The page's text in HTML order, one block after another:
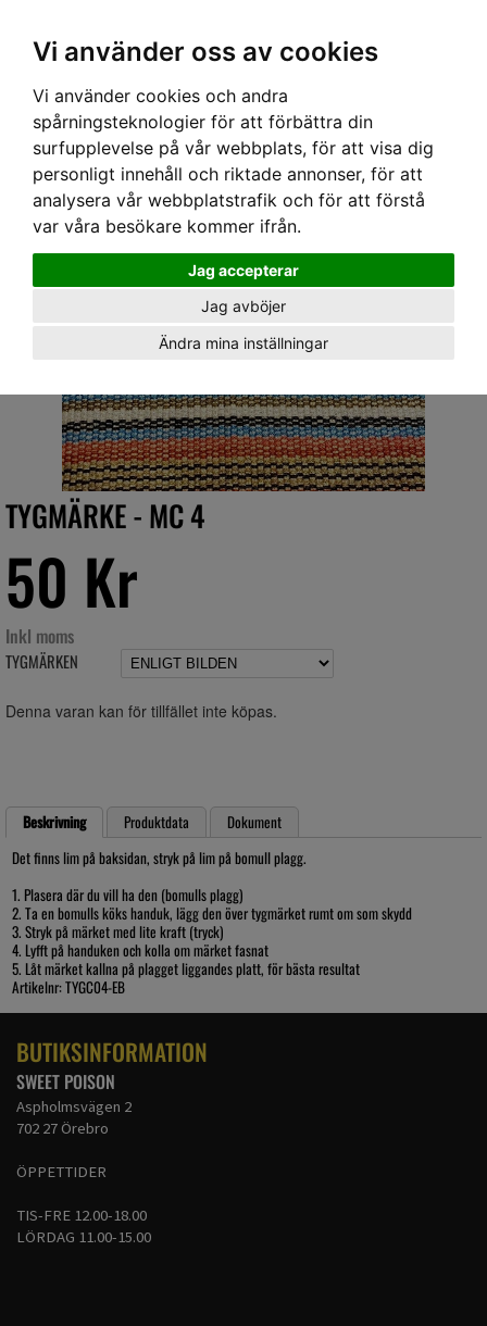
Vi använder oss av cookies
Vi använder cookies och andra
spårningsteknologier för att förbättra din
surfupplevelse på vår webbplats, för att visa dig
personligt innehåll och riktade annonser, för att
analysera vår webbplatstrafik och för att förstå
var våra besökare kommer ifrån.
Jag accepterar
Jag avböjer
Ändra mina inställningar
Hem› ACCESSOARER ›TYGMÄRKEN › TYGMÄRKE - MC 4
TYGMÄRKE - MC 4
50 Kr
Inkl moms
TYGMÄRKEN
Denna varan kan för tillfället inte köpas.
Beskrivning Produktdata
Dokument
Det finns lim på baksidan, stryk på lim på bomull plagg.
1. Plasera där du vill ha den (bomulls plagg)
2. Ta en bomulls köks handuk, lägg den över tygmärket rumt om som skydd
3. Stryk på märket med lite kraft (tryck)
4. Lyfft på handuken och kolla om märket fasnat
5. Låt märket kallna på plagget liggandes platt, för bästa resultat
Artikelnr: TYGC04-EB
BUTIKSINFORMATION
SWEET POISON
Aspholmsvägen 2
702 27 Örebro
ÖPPETTIDER
TIS-FRE 12.00-18.00
LÖRDAG 11.00-15.00